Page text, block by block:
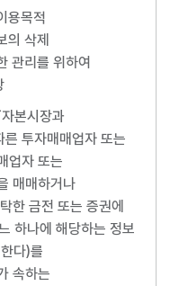
용목적
의 삭제
관리를 위하여
본시장과
른 투자매매업자 또는
업자 또는
매매하거나
한 금전 또는 증권에
하나에 해당하는 정보
다)를
속하는